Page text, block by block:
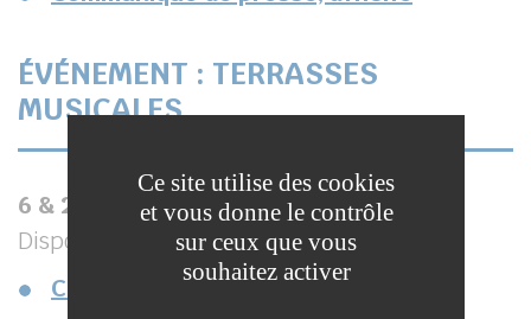
ÉVÉNEMENT : TERRASSES
MUSICALES
6 & 27 juin •4 & 11 juilletICentre Ville
Disponibles en téléchargement :
Communiqué de presse, affiche
Ce site utilise des cookies
et vous donne le contrôle
sur ceux que vous
souhaitez activer